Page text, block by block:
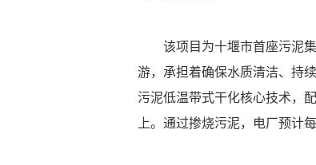
该项目为十堰市首座污泥
游，承担着确保水质清洁、持
污泥低温带式干化核心技术，
上。通过掺烧污泥，电厂预计